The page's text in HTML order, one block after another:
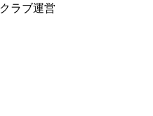
ラブ運営